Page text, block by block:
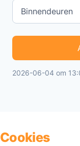
2026-06-04 om
Cookies